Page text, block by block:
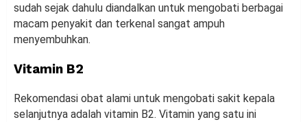
sudah sejak dahulu diandalkan untuk mengobati berbagai
macam penyakit dan terkenal sangat ampuh
menyembuhkan.
Vitamin B2
Rekomendasi obat alami untuk mengobati sakit kepala
selanjutnya adalah vitamin B2. Vitamin yang satu ini